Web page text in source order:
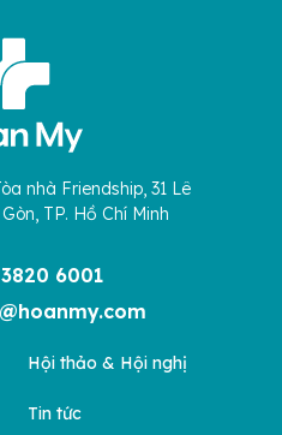
nhà Friendship, 31 Lê
TP. Hồ Chí Minh
6001
Hội thảo & Hội nghị
Tin tức